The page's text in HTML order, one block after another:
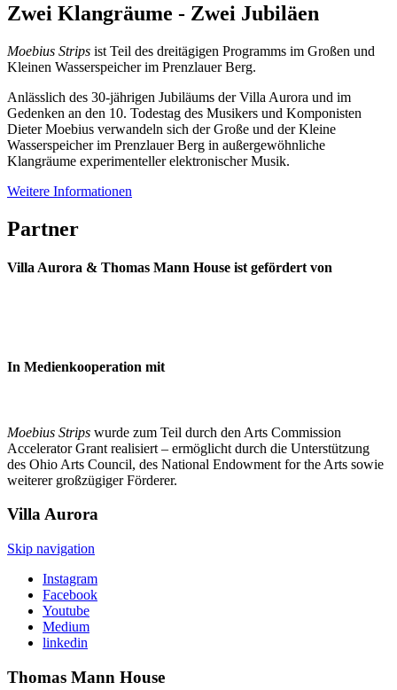
Zwei Klangräume - Zwei Jubiläen
Moebius Strips ist Teil des dreitägigen Programms im Großen und
Kleinen Wasserspeicher im Prenzlauer Berg.
Anlässlich des 30-jährigen Jubiläums der Villa Aurora und im
Gedenken an den 10. Todestag des Musikers und Komponisten
Dieter Moebius verwandeln sich der Große und der Kleine
Wasserspeicher im Prenzlauer Berg in außergewöhnliche
Klangräume experimenteller elektronischer Musik.
Weitere Informationen
Partner
Villa Aurora & Thomas Mann House ist gefördert von
In Medienkooperation mit
Moebius Strips wurde zum Teil durch den Arts Commission
Accelerator Grant realisiert – ermöglicht durch die Unterstützung
des Ohio Arts Council, des National Endowment for the Arts sowie
weiterer großzügiger Förderer.
VillaAurora
Skip navigation
Instagram
Facebook
Youtube
Medium
linkedin
Thomas Mann House